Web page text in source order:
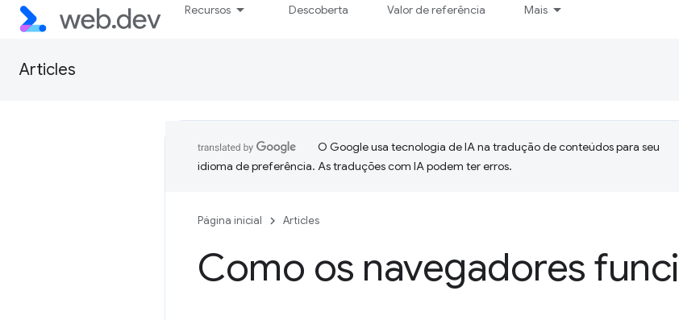
Recursos Descoberta Valor de referência Mais
Articles
O Google usa tecnologia de IA na tradução de conteúdos para seu
idioma de preferência. As traduções com IA podem ter erros.
Página inicial Articles
Como os navegadores